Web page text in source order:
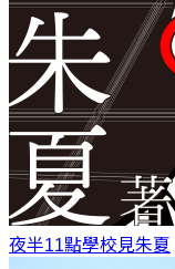
夜半11點學校見朱夏